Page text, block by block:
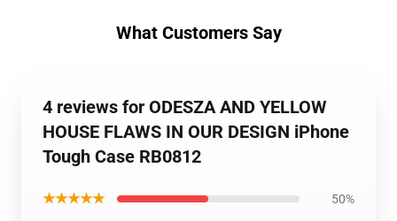
What Customers Say
4 reviews for ODESZA AND YELLOW
HOUSE FLAWS IN OUR DESIGN iPhone
Tough Case RB0812
★★★★★ 50%